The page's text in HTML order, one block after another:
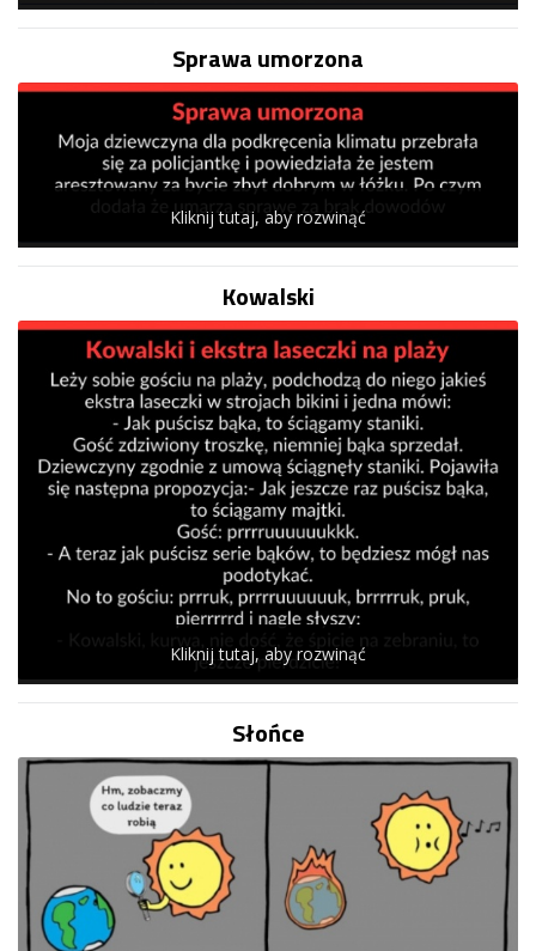
Sprawa umorzona
Kliknij tutaj, aby rozwinąć
Kowalski
Kliknij tutaj, aby rozwinąć
Słońce